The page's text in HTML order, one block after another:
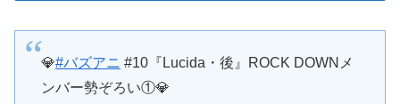
💎#バズアニ #10『Lucida・後』ROCK DOWNメ
ンバー勢ぞろい①💎